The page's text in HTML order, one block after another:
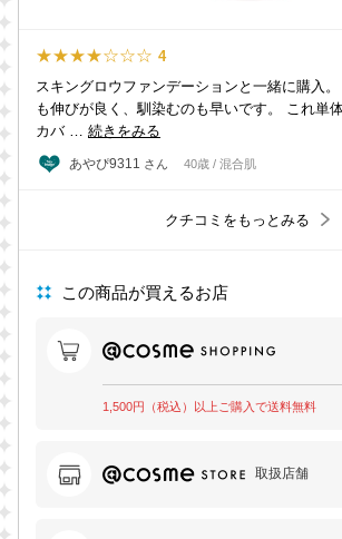
★★★★☆☆☆ 4
スキングロウファンデーションと一緒に購入
も伸びが良く、馴染むのも早いです。 これ単
カバ … 続きをみる
あやぴ9311 さん 40歳 / 混合肌
クチコミをもっとみる
この商品が買えるお店
1,500円（税込）以上ご購入で送料無料
取扱店舗